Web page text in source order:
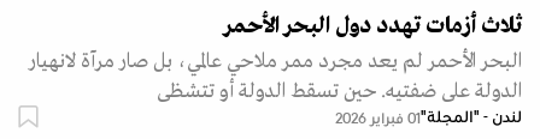
ثلاث أزمات تهدد دول البحر الأحمر
البحر الأحمر لم يعد مجرد ممر ملاحي عالمي، بل صار مرآة لانهيار
الدولة على ضفتيه. حين تسقط الدولة أو تتشظى
لندن - "المجلة"01 فبراير 2026